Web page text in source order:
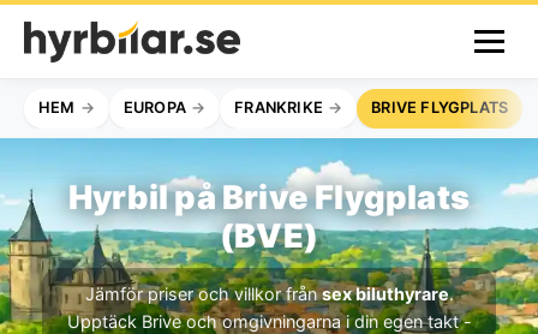
HEM EUROPA FRANKRIKE BRIVE FLYGPLATS
Hyrbil på Brive Flygplats
(BVE)
Jämför priser och villkor frånsex biluthyrare.
Upptäck Brive och omgivningarna i din egen takt -